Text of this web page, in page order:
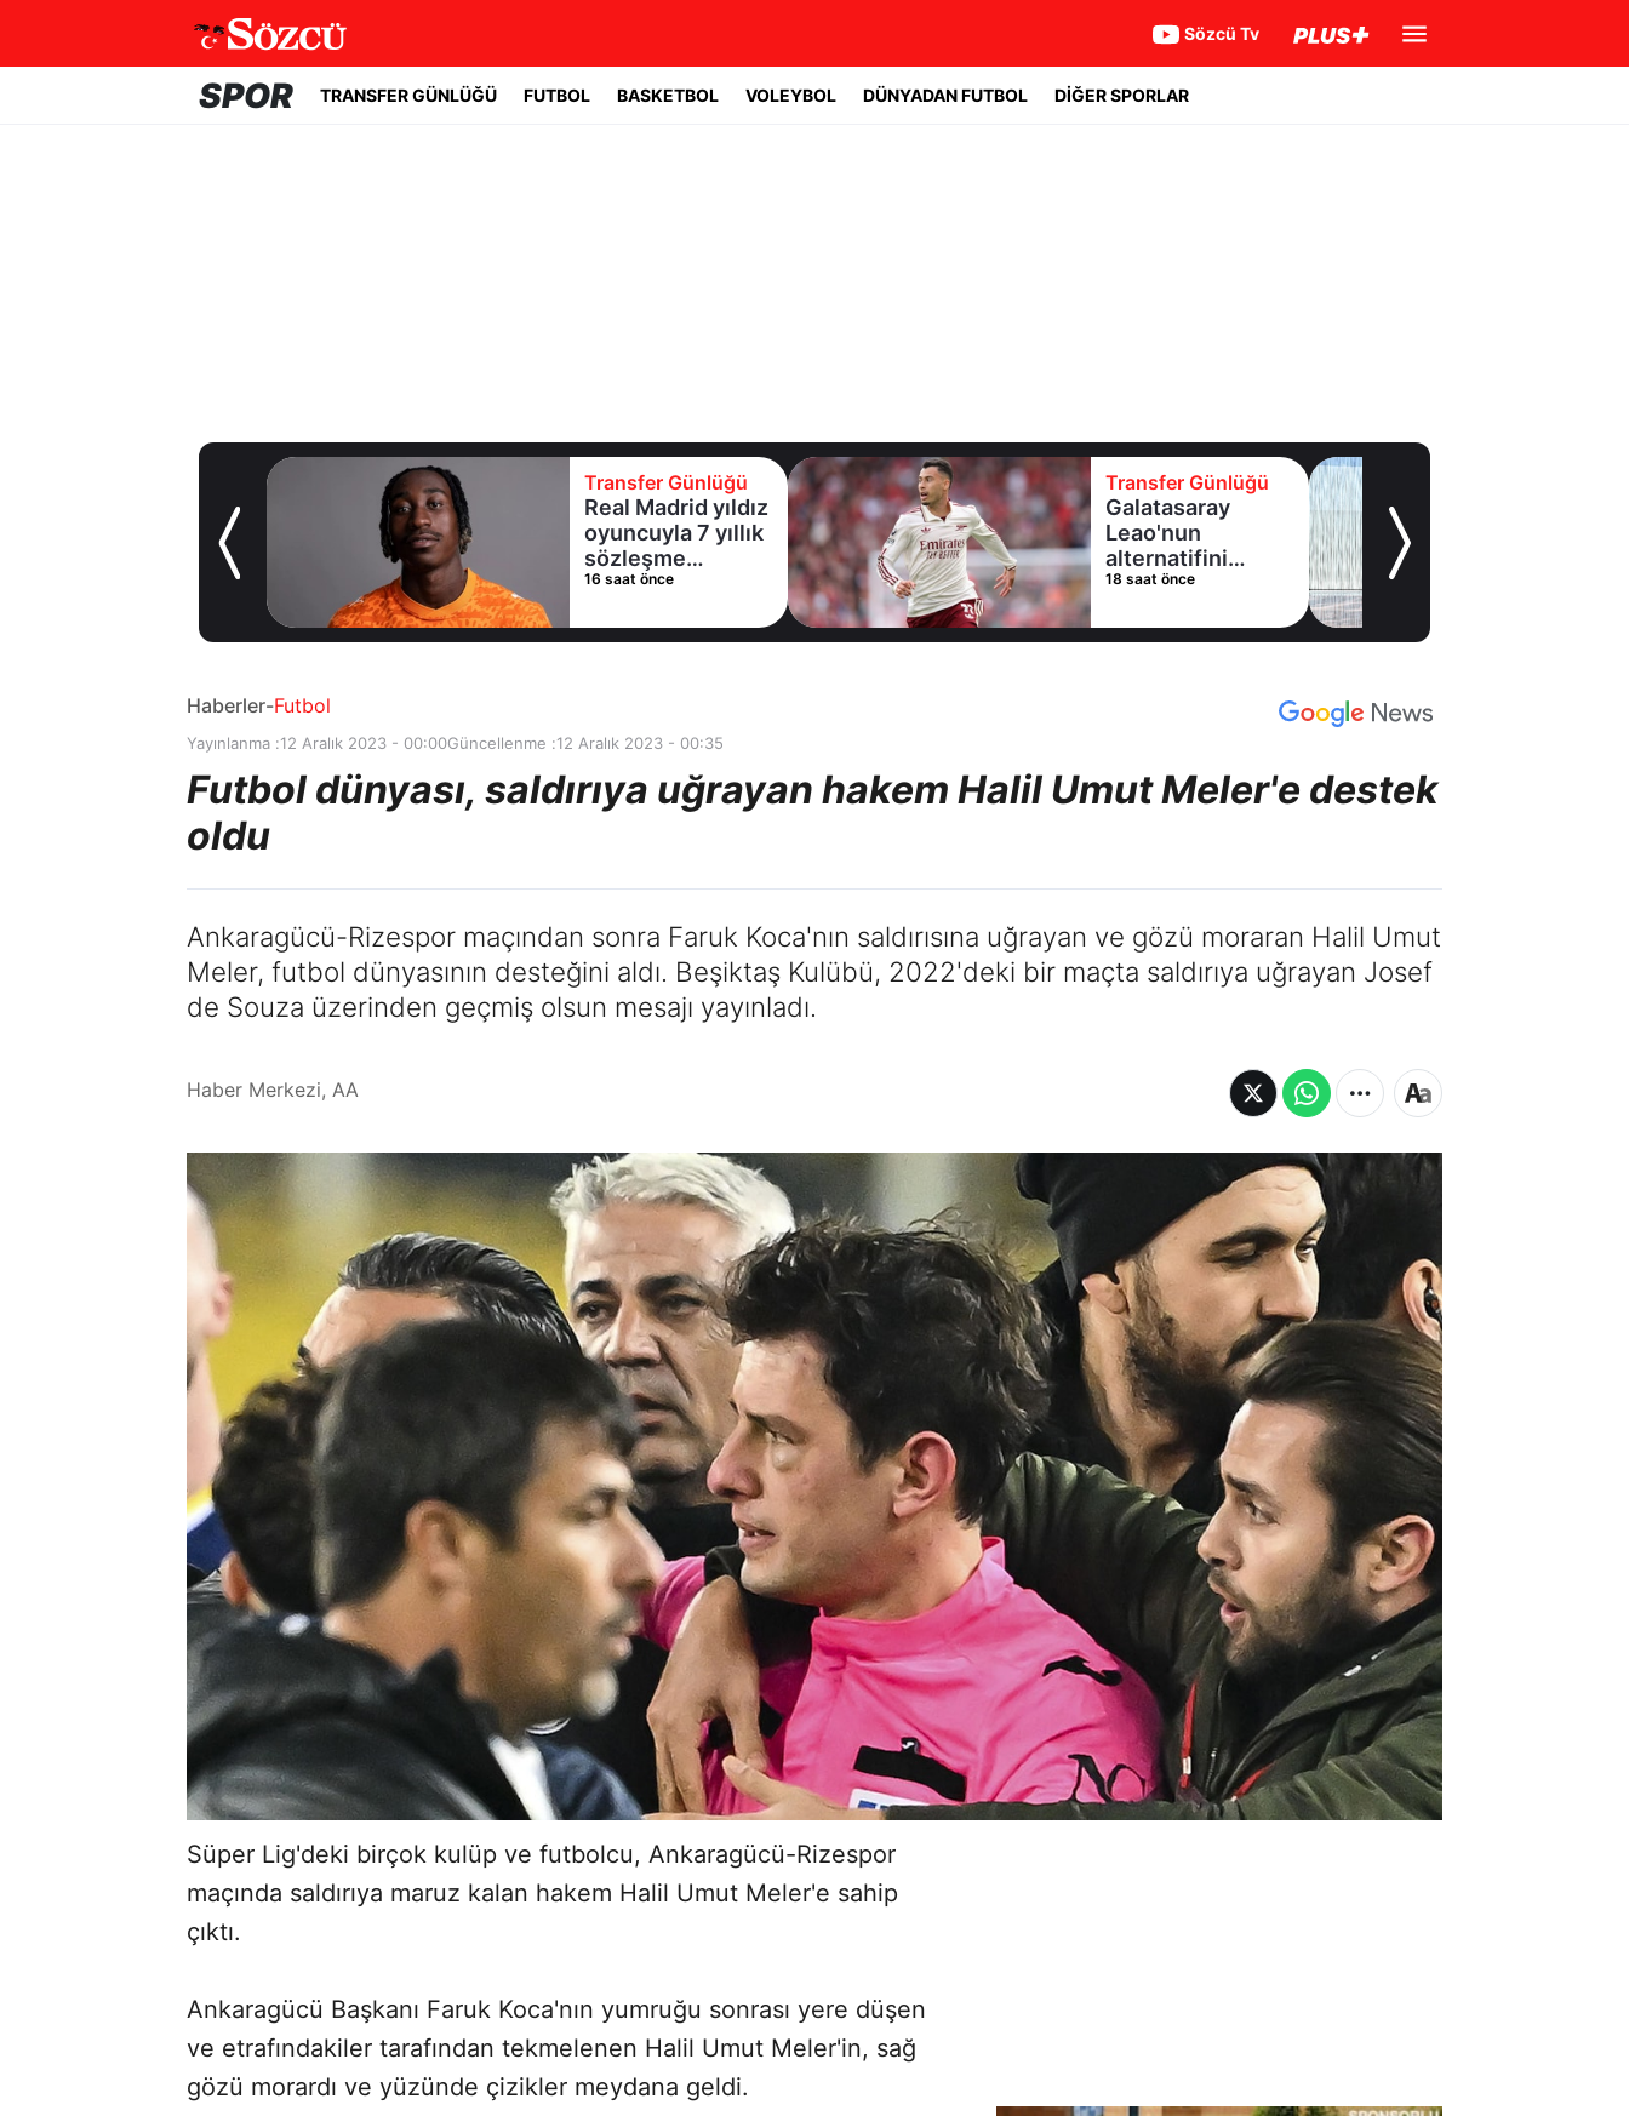
Sözcü Tv
SPOR TRANSFER GÜNLÜĞÜ FUTBOL BASKETBOL VOLEYBOL DÜNYADAN FUTBOL DİĞER SPORLAR
Transfer Günlüğü
Real Madrid yıldız
oyuncuyla 7 yıllık
sözleşme
Transfer Günlüğü
Galatasaray
Leao'nun
alternatifini
Arsenal'de buldu
18 saat önce
Transfer Günlüğü
Samsunspor,
Polonyalı
stoperle imzaladı
21 saat önce
Haberler-Futbol
Yayınlanma :12 Aralık 2023 - 00:00Güncellenme :12 Aralık 2023 - 00:35
Futbol dünyası, saldırıya uğrayan hakem Halil Umut Meler'e destek
oldu
Ankaragücü-Rizespor maçından sonra Faruk Koca'nın saldırısına uğrayan ve gözü moraran Halil Umut
Meler, futbol dünyasının desteğini aldı. Beşiktaş Kulübü, 2022'deki bir maçta saldırıya uğrayan Josef
de Souza üzerinden geçmiş olsun mesajı yayınladı.
Haber Merkezi, AA
Süper Lig'deki birçok kulüp ve futbolcu, Ankaragücü-Rizespor
maçında saldırıya maruz kalan hakem Halil Umut Meler'e sahip
çıktı.
Ankaragücü Başkanı Faruk Koca'nın yumruğu sonrası yere düşen
ve etrafındakiler tarafından tekmelenen Halil Umut Meler'in, sağ
gözü morardı ve yüzünde çizikler meydana geldi.